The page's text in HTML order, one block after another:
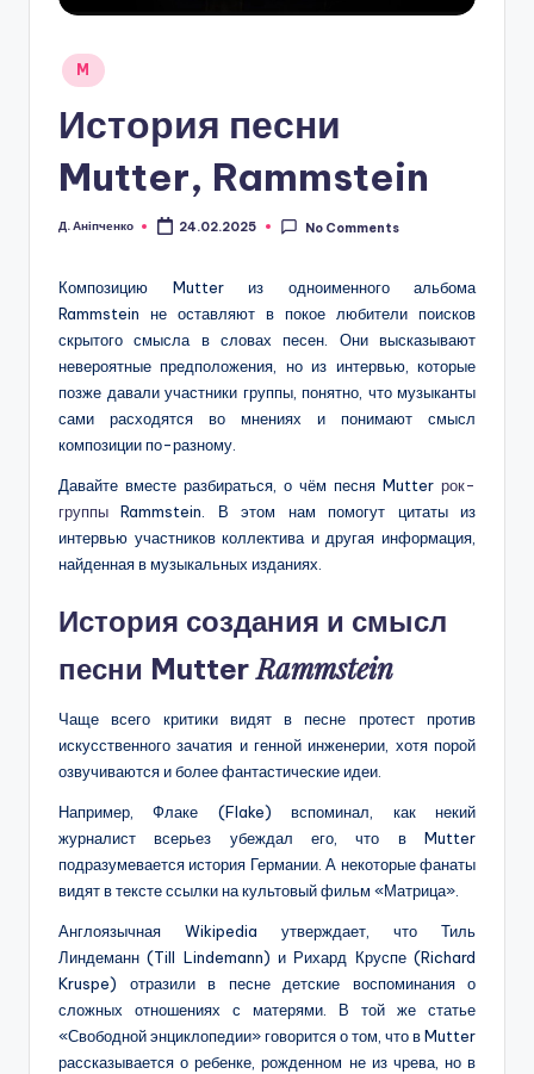
Posted
in
M
История песни
Mutter, Rammstein
Posted
Д. Аніпченко 24.02.2025 No Comments
Композицию Mutter из одноименного альбома
Rammstein не оставляют в покое любители поисков
скрытого смысла в словах песен. Они высказывают
невероятные предположения, но из интервью, которые
позже давали участники группы, понятно, что музыканты
сами расходятся во мнениях и понимают смысл
композиции по-разному.
Давайте вместе разбираться, о чём песня Mutter рок-
группы Rammstein. В этом нам помогут цитаты из
интервью участников коллектива и другая информация,
найденная в музыкальных изданиях.
История создания и смысл
песни MutterRammstein
Чаще всего критики видят в песне протест против
искусственного зачатия и генной инженерии, хотя порой
озвучиваются и более фантастические идеи.
Например, Флаке (Flake) вспоминал, как некий
журналист всерьез убеждал его, что в Mutter
подразумевается история Германии. А некоторые фанаты
видят в тексте ссылки на культовый фильм «Матрица».
Англоязычная Wikipedia утверждает, что Тиль
Линдеманн (Till Lindemann) и Рихард Круспе (Richard
Kruspe) отразили в песне детские воспоминания о
сложных отношениях с матерями. В той же статье
«Свободной энциклопедии» говорится о том, что в Mutter
рассказывается о ребенке, рожденном не из чрева, но в